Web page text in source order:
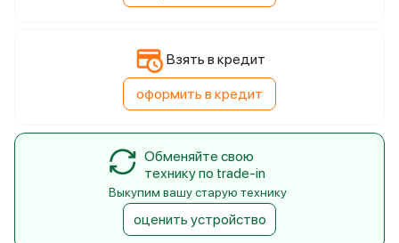
Взять в кредит
оформить в кредит
Обменяйте свою
технику по trade-in
Выкупим вашу старую технику
оценить устройство